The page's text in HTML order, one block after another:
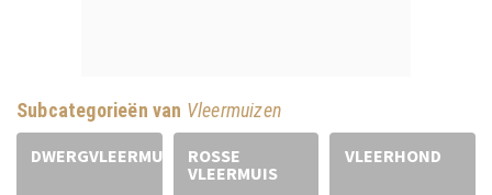
Subcategorieën van Vleermuizen
DWERGVLEERMUIS
ROSSE
VLEERMUIS
VLEERHOND